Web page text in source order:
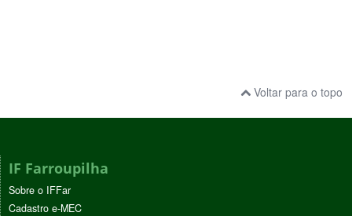
Voltar para o topo
IF Farroupilha
Sobre o IFFar
Cadastro e-MEC